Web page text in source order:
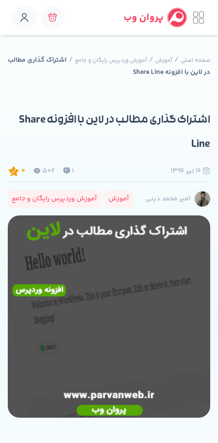
پروان وب
صفحه اصلی /آموزش /آموزش وردپرس رایگان و جامع / اشتراک گذاری مطالب
در لاین با افزونه Share Line
1
502
0
اشتراک گذاری مطالب در لاین با افزونه Share
Line
امیر محمد دینی آموزش آموزش وردپرس رایگان و جامع